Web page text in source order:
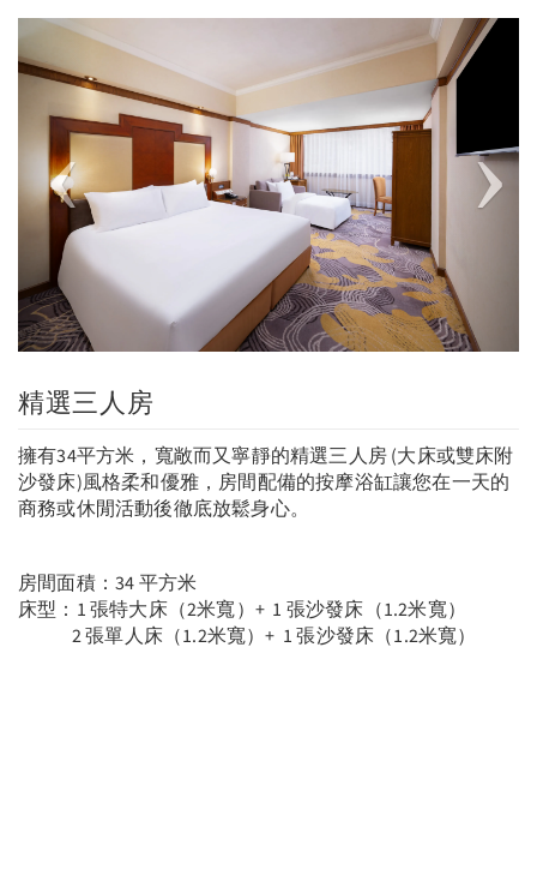
Previous Next
精選三人房
擁有34平方米，寬敞而又寧靜的精選三人房 (大床或雙床附
沙發床)風格柔和優雅，房間配備的按摩浴缸讓您在一天的
商務或休閒活動後徹底放鬆身心。
房間面積：34 平方米
床型：1 張特大床（2米寬）+ 1 張沙發床（1.2米寬）
2 張單人床（1.2米寬）+ 1 張沙發床（1.2米寬）